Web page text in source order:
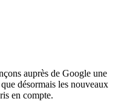
auprès de Google une
désormais les nouveaux
en compte.